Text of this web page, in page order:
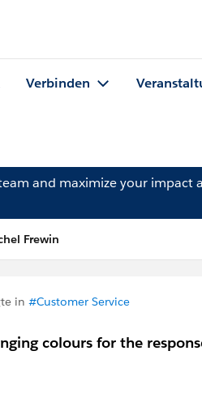
Verbinden
and maximize your impact
Frewin
in #Customer Service
colours for the